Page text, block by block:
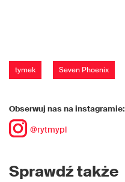
tymek Seven Phoenix
Obserwuj nas na instagramie:
@rytmypl
Sprawdź także